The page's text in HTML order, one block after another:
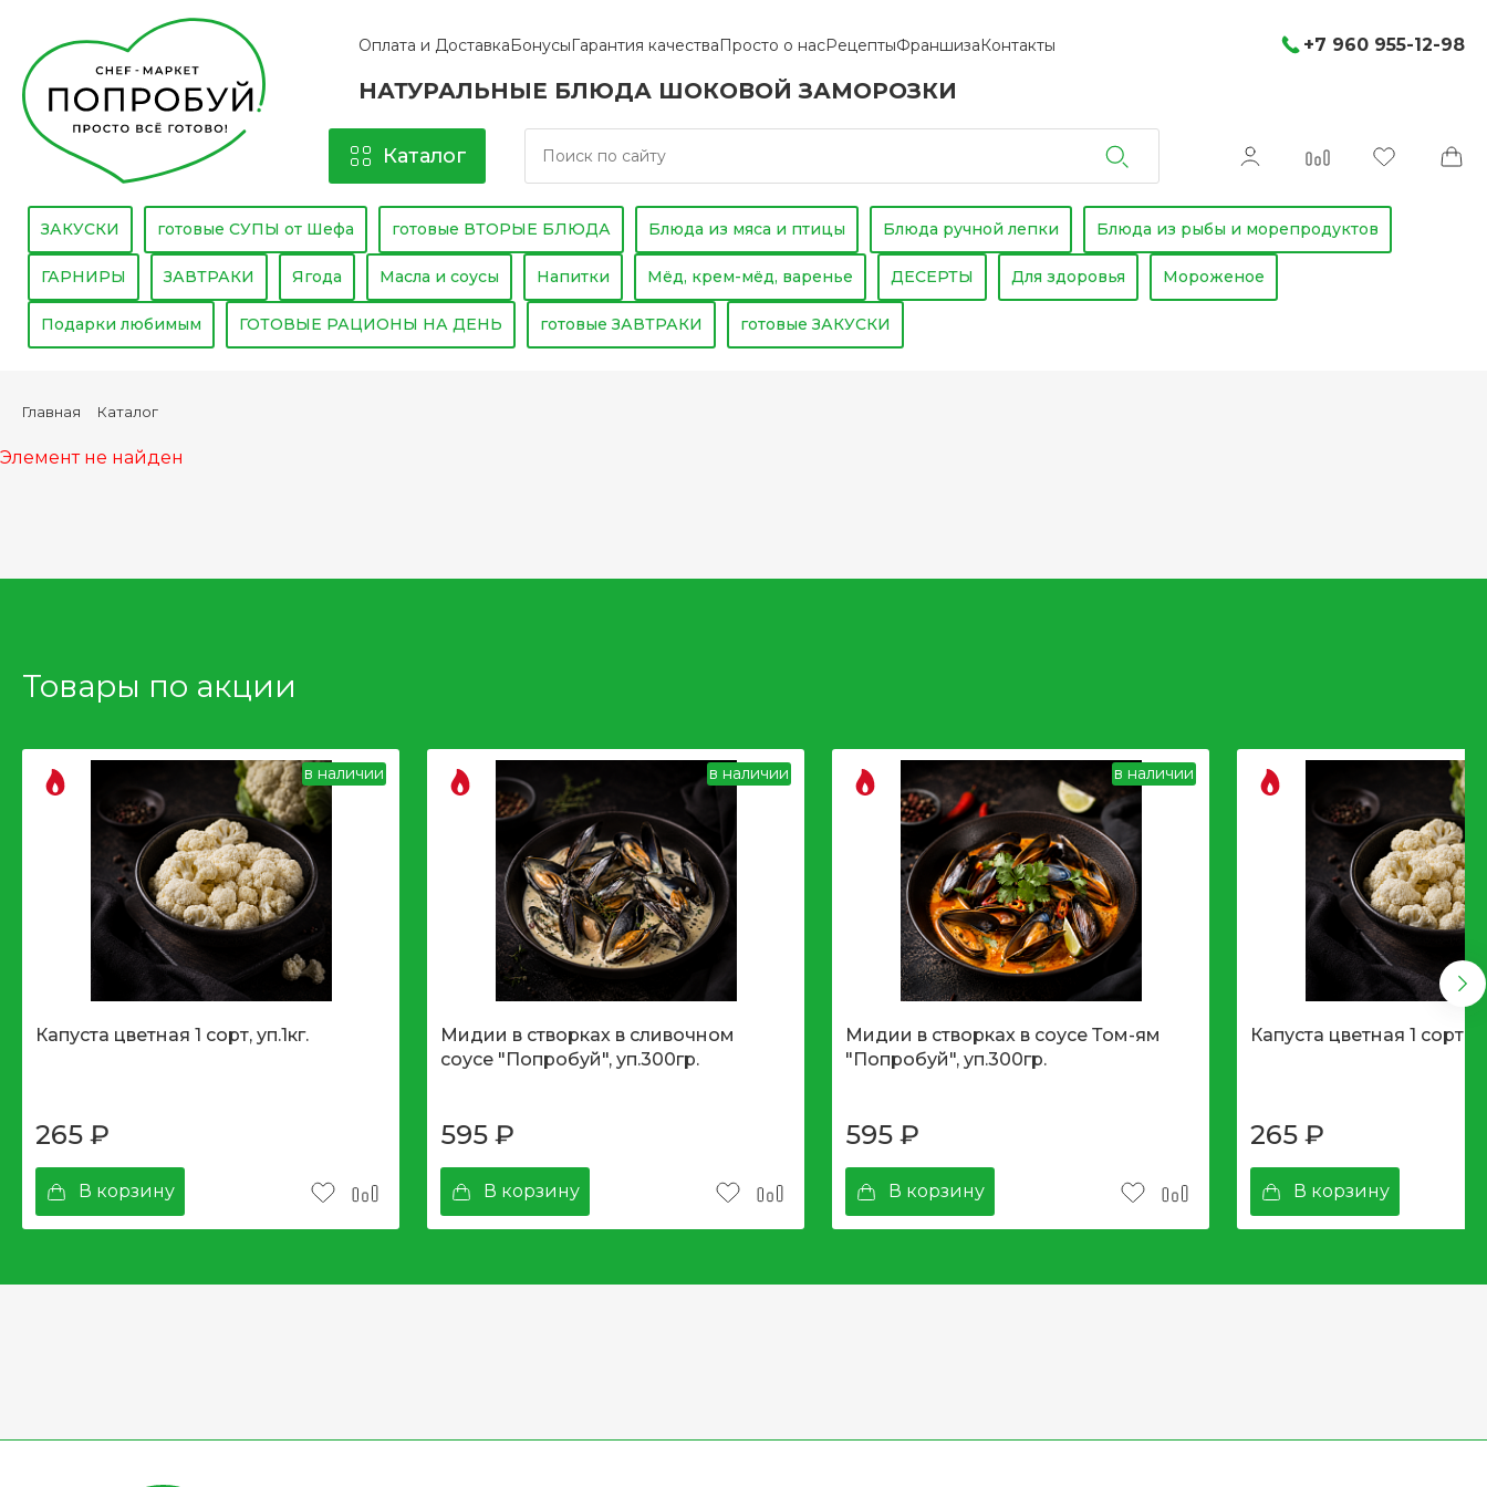
Каталог
Оплата и ДоставкаБонусыГарантия качестваПросто о насРецептыФраншизаКонтакты
НАТУРАЛЬНЫЕ БЛЮДА ШОКОВОЙ ЗАМОРОЗКИ
+7 960 955-12-98
ЗАКУСКИ готовые СУПЫ от Шефа готовые ВТОРЫЕ БЛЮДА Блюда из мяса и птицы Блюда ручной лепки
Вареники
Равиоли
Блюда из рыбы и морепродуктов
ГАРНИРЫ ЗАВТРАКИ Ягода Масла и соусы Напитки
Чай, кофе, кисель
Мёд, крем-мёд, варенье ДЕСЕРТЫ Для здоровья Мороженое
Подарки любимым ГОТОВЫЕ РАЦИОНЫ НА ДЕНЬ готовые ЗАВТРАКИ готовые ЗАКУСКИ
Главная Каталог
Элемент не найден
Товары по акции
в наличии
Капуста цветная 1 сорт, уп.1кг.
265 ₽
В корзину
в наличии
Мидии в створках в сливочном
соусе "Попробуй", уп.300гр.
595 ₽
В корзину
в наличии
Мидии в створках в соусе Том-ям
"Попробуй", уп.300гр.
595 ₽
В корзину
Капуста цветная 1 сорт,
265 ₽
В корзину